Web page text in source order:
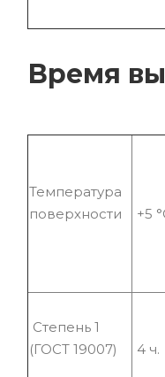
Время
Температура
поверхности
+5
Степень 1
(ГОСТ 19007)
4 ч.